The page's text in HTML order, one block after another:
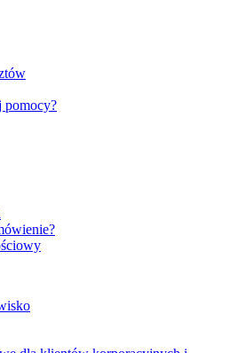
pomocy?